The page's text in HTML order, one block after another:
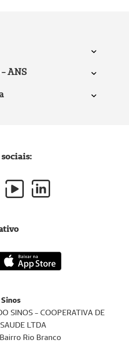
- ANS
SINOS - COOPERATIVA DE
LTDA
Rio Branco